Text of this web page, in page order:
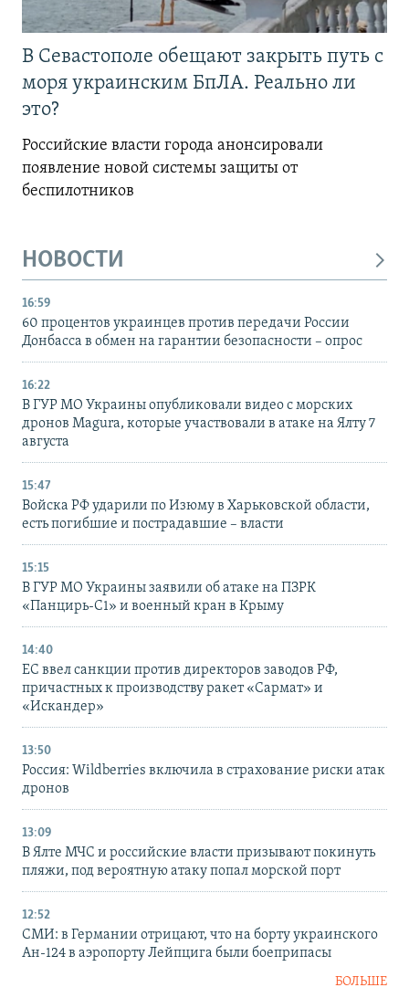
В Севастополе обещают закрыть путь с
моря украинским БпЛА. Реально ли
это?
Российские власти города анонсировали
появление новой системы защиты от
беспилотников
НОВОСТИ
16:59
60 процентов украинцев против передачи России
Донбасса в обмен на гарантии безопасности – опрос
16:22
В ГУР МО Украины опубликовали видео с морских
дронов Magura, которые участвовали в атаке на Ялту 7
августа
15:47
Войска РФ ударили по Изюму в Харьковской области,
есть погибшие и пострадавшие – власти
15:15
В ГУР МО Украины заявили об атаке на ПЗРК
«Панцирь-С1» и военный кран в Крыму
14:40
ЕС ввел санкции против директоров заводов РФ,
причастных к производству ракет «Сармат» и
«Искандер»
13:50
Россия: Wildberries включила в страхование риски атак
дронов
13:09
В Ялте МЧС и российские власти призывают покинуть
пляжи, под вероятную атаку попал морской порт
12:52
СМИ: в Германии отрицают, что на борту украинского
Ан-124 в аэропорту Лейпцига были боеприпасы
БОЛЬШЕ